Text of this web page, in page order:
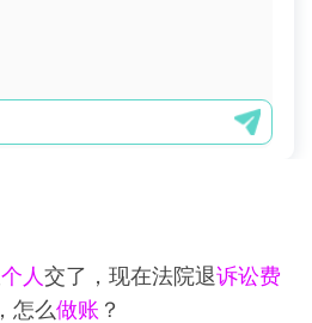
个人 交了，现在法院退诉讼费
，怎么做账 ？